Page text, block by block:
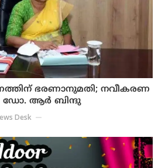
ഭരണാനുമതി; നവീകരണ
ഡോ. ആർ ബിന്ദു
Desk